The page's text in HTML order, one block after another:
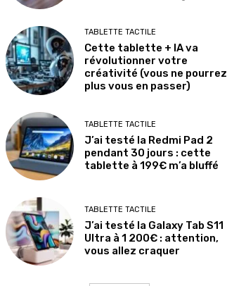
TABLETTE TACTILE
Cette tablette + IA va
révolutionner votre
créativité (vous ne pourrez
plus vous en passer)
TABLETTE TACTILE
J’ai testé la Redmi Pad 2
pendant 30 jours : cette
tablette à 199€ m’a bluffé
TABLETTE TACTILE
J’ai testé la Galaxy Tab S11
Ultra à 1 200€ : attention,
vous allez craquer